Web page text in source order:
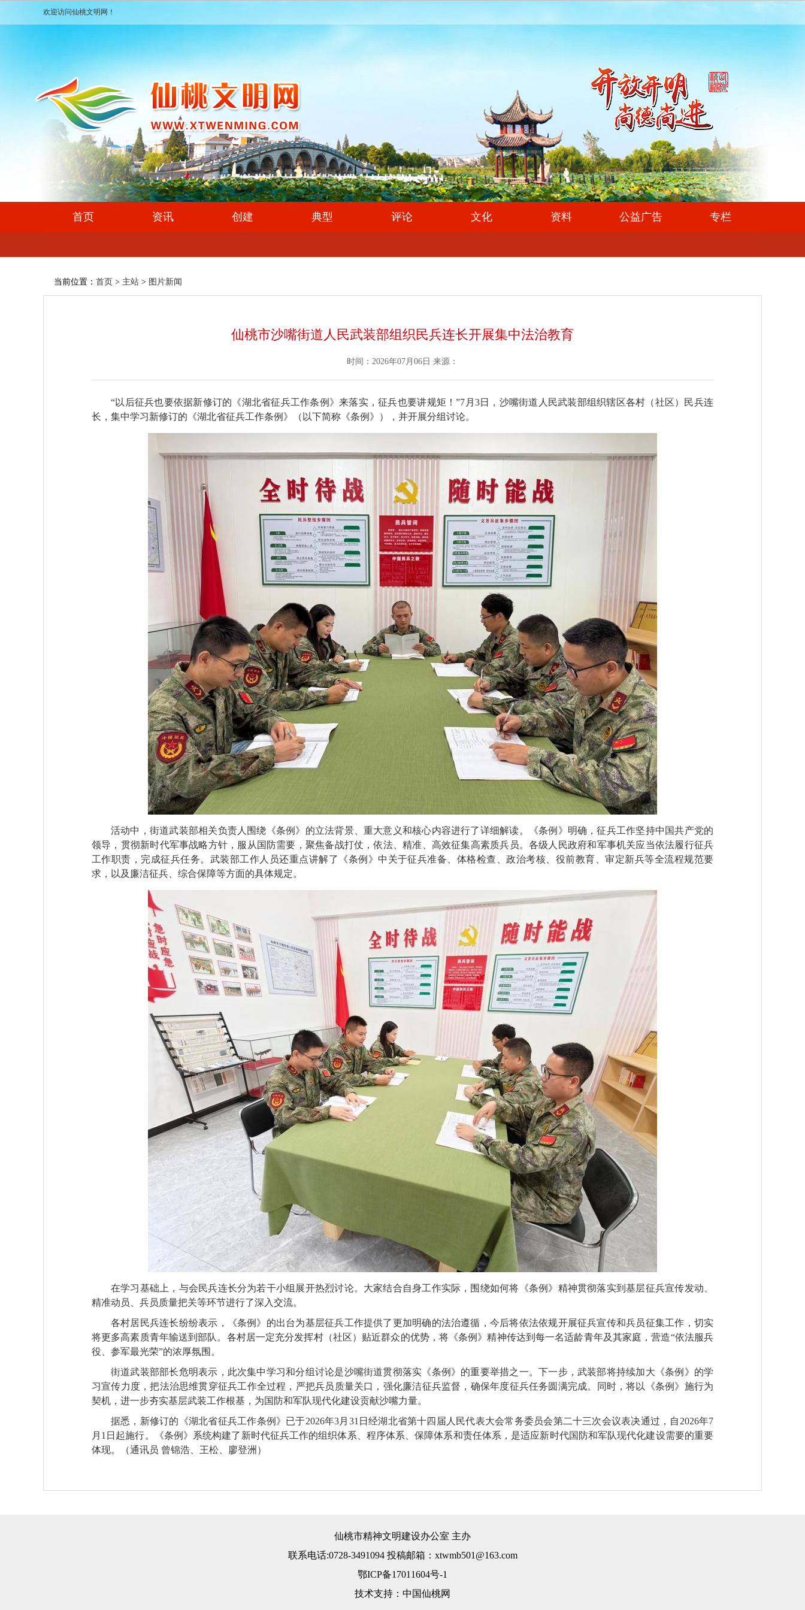
欢迎访问仙桃文明网！
首页 资讯 创建 典型 评论 文化 资料 公益广告 专栏
当前位置： 首页 > 主站 > 图片新闻
仙桃市沙嘴街道人民武装部组织民兵连长开展集中法治教育
时间：2026年07月06日 来源：
“以后征兵也要依据新修订的《湖北省征兵工作条例》来落实，征兵也要讲规矩！”7月3日，沙嘴街道人民武装部组织辖区各村（社区）民兵连
长，集中学习新修订的《湖北省征兵工作条例》（以下简称《条例》），并开展分组讨论。
活动中，街道武装部相关负责人围绕《条例》的立法背景、重大意义和核心内容进行了详细解读。《条例》明确，征兵工作坚持中国共产党的
领导，贯彻新时代军事战略方针，服从国防需要，聚焦备战打仗，依法、精准、高效征集高素质兵员。各级人民政府和军事机关应当依法履行征兵
工作职责，完成征兵任务。武装部工作人员还重点讲解了《条例》中关于征兵准备、体格检查、政治考核、役前教育、审定新兵等全流程规范要
求，以及廉洁征兵、综合保障等方面的具体规定。
在学习基础上，与会民兵连长分为若干小组展开热烈讨论。大家结合自身工作实际，围绕如何将《条例》精神贯彻落实到基层征兵宣传发动、
精准动员、兵员质量把关等环节进行了深入交流。
各村居民兵连长纷纷表示，《条例》的出台为基层征兵工作提供了更加明确的法治遵循，今后将依法依规开展征兵宣传和兵员征集工作，切实
将更多高素质青年输送到部队。各村居一定充分发挥村（社区）贴近群众的优势，将《条例》精神传达到每一名适龄青年及其家庭，营造“依法服兵
役、参军最光荣”的浓厚氛围。
街道武装部部长危明表示，此次集中学习和分组讨论是沙嘴街道贯彻落实《条例》的重要举措之一。下一步，武装部将持续加大《条例》的学
习宣传力度，把法治思维贯穿征兵工作全过程，严把兵员质量关口，强化廉洁征兵监督，确保年度征兵任务圆满完成。同时，将以《条例》施行为
契机，进一步夯实基层武装工作根基，为国防和军队现代化建设贡献沙嘴力量。
据悉，新修订的《湖北省征兵工作条例》已于2026年3月31日经湖北省第十四届人民代表大会常务委员会第二十三次会议表决通过，自2026年7
月1日起施行。《条例》系统构建了新时代征兵工作的组织体系、程序体系、保障体系和责任体系，是适应新时代国防和军队现代化建设需要的重要
体现。
（通讯员 曾锦浩、王松、廖登洲）
仙桃市精神文明建设办公室 主办
联系电话:0728-3491094 投稿邮箱：xtwmb501@163.com
鄂ICP备17011604号-1
技术支持：中国仙桃网